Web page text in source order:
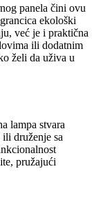
panela čini ovu
ekološki
već je i praktična
ili dodatnim
želi da uživa u
lampa stvara
druženje sa
pružajući